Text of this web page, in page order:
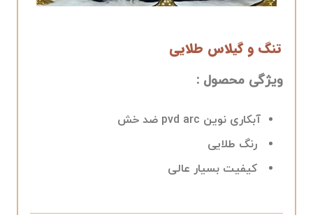
تنگ و گیلاس طلایی
ویژگی محصول :
آبکاری نوین pvd arc ضد خش
رنگ طلایی
کیفیت بسیار عالی